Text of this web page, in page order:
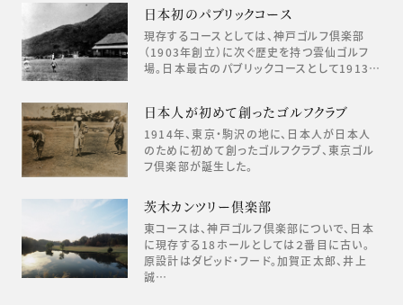
日本初のパブリックコース
現存するコースとしては、神戸ゴルフ倶楽部
（1903年創立）に次ぐ歴史を持つ雲仙ゴルフ
場。日本最古のパブリックコースとして1913…
日本人が初めて創ったゴルフクラブ
1914年、東京・駒沢の地に、日本人が日本人
のために初めて創ったゴルフクラブ、東京ゴル
フ倶楽部が誕生した。
茨木カンツリー倶楽部
東コースは、神戸ゴルフ倶楽部についで、日本
に現存する18ホールとしては２番目に古い。
原設計はダビッド・フード。加賀正太郎、井上
誠…